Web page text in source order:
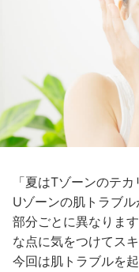
「夏はTゾーンのテ
Uゾーンの肌トラブ
部分ごとに異なりま
な点に気をつけてス
今回は肌トラブルを